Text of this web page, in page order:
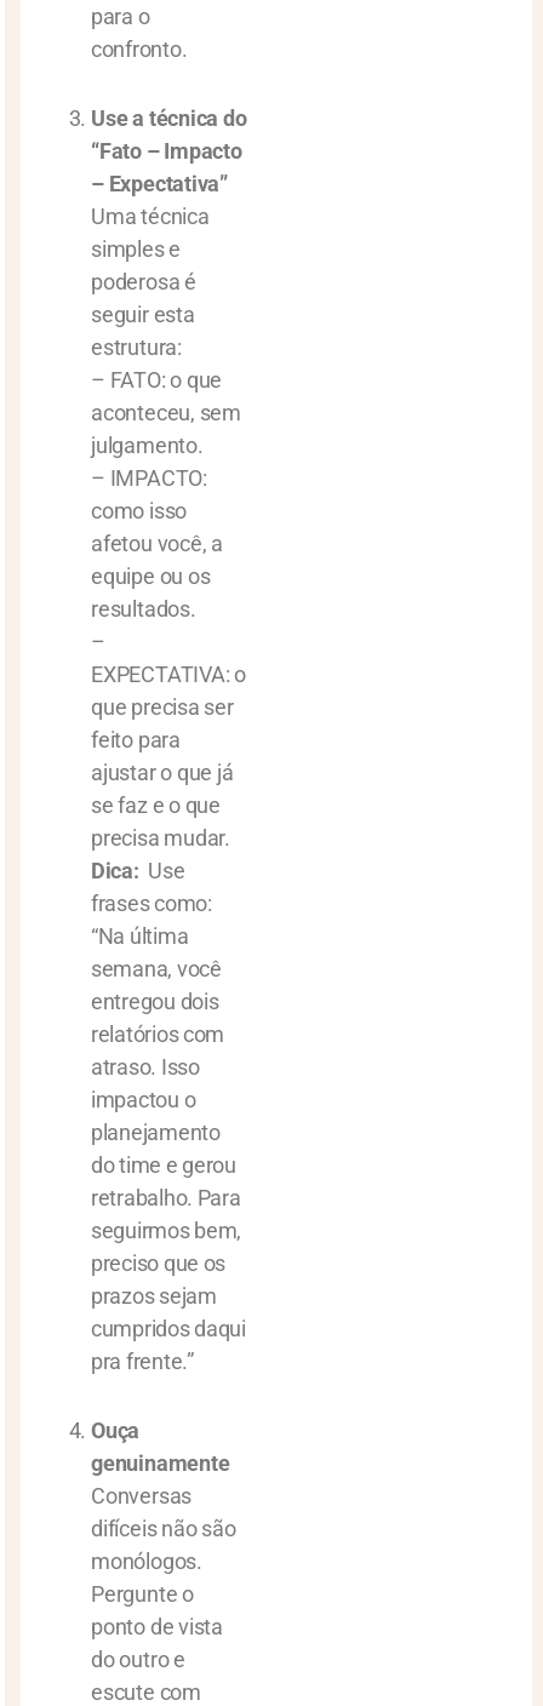
para o
confronto.
Use a técnica do
“Fato – Impacto
– Expectativa”
Uma técnica
simples e
poderosa é
seguir esta
estrutura:
– FATO: o que
aconteceu, sem
julgamento.
– IMPACTO:
como isso
afetou você, a
equipe ou os
resultados.
–
EXPECTATIVA: o
que precisa ser
feito para
ajustar o que já
se faz e o que
precisa mudar.
Dica: Use
frases como:
“Na última
semana, você
entregou dois
relatórios com
atraso. Isso
impactou o
planejamento
do time e gerou
retrabalho. Para
seguirmos bem,
preciso que os
prazos sejam
cumpridos daqui
pra frente.”
Ouça
genuinamente
Conversas
difíceis não são
monólogos.
Pergunte o
ponto de vista
do outro e
escute com